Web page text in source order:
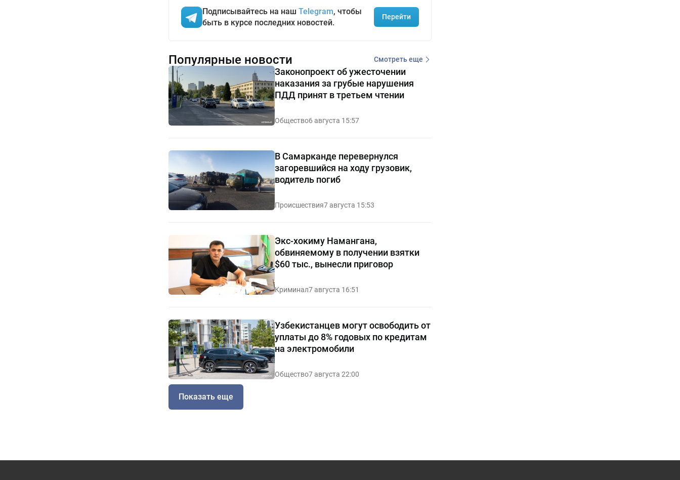
Подписывайтесь на наш Telegram, чтобы
быть в курсе последних новостей.
Перейти
Популярные новости Смотреть еще
Законопроект об ужесточении
наказания за грубые нарушения
ПДД принят в третьем чтении
Общество6 августа 15:57
В Самарканде перевернулся
загоревшийся на ходу грузовик,
водитель погиб
Происшествия7 августа 15:53
Экс-хокиму Намангана,
обвиняемому в получении взятки
$60 тыс., вынесли приговор
Криминал7 августа 16:51
Узбекистанцев могут освободить от
уплаты до 8% годовых по кредитам
на электромобили
Общество7 августа 22:00
Показать еще